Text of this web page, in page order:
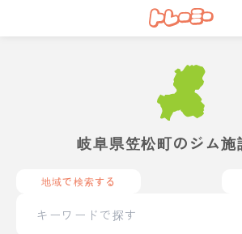
岐阜県笠松町のジム施
地域で検索する